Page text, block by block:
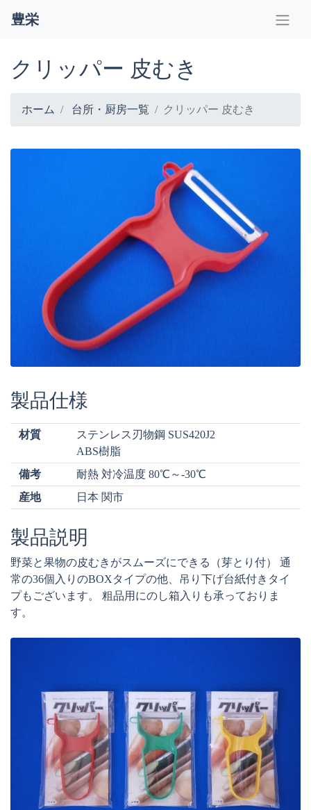
豊栄
クリッパー 皮むき
ホーム 台所・厨房一覧 クリッパー 皮むき
製品仕様
材質
ステンレス刃物鋼 SUS420J2
ABS樹脂
備考
耐熱 対冷温度 80℃～-30℃
産地
日本 関市
製品説明
野菜と果物の皮むきがスムーズにできる（芽とり付） 通
常の36個入りのBOXタイプの他、吊り下げ台紙付きタイ
プもございます。 粗品用にのし箱入りも承っておりま
す。